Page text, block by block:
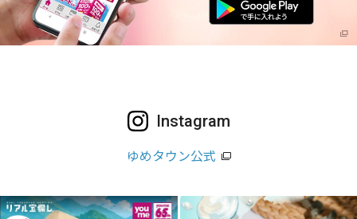
Instagram
ゆめタウン公式